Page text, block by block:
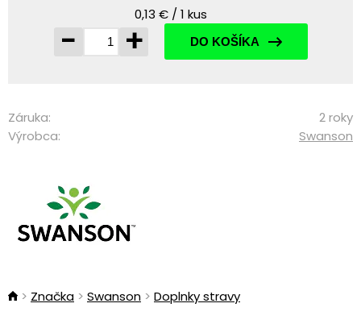
0,13 € / 1 kus
- + DO KOŠÍKA
Záruka:
2 roky
Výrobca:
Swanson
Značka Swanson Doplnky stravy